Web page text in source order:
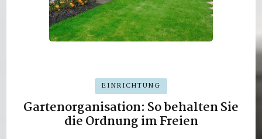
EINRICHTUNG
Gartenorganisation: So behalten Sie
die Ordnung im Freien